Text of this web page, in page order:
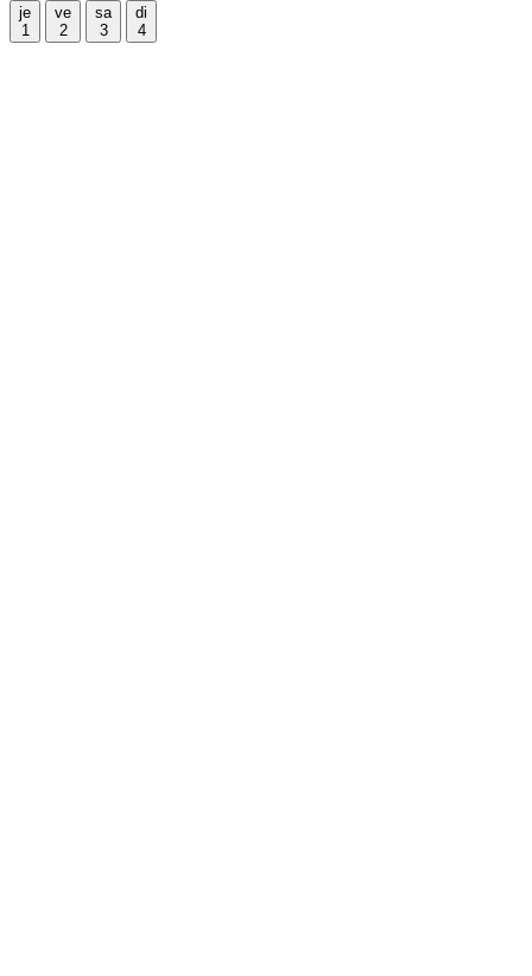
je
1
ve
2
sa
3
di
4